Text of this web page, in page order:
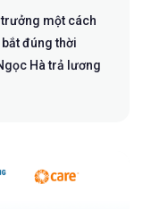
một cách
đúng thời
Hà trả lương